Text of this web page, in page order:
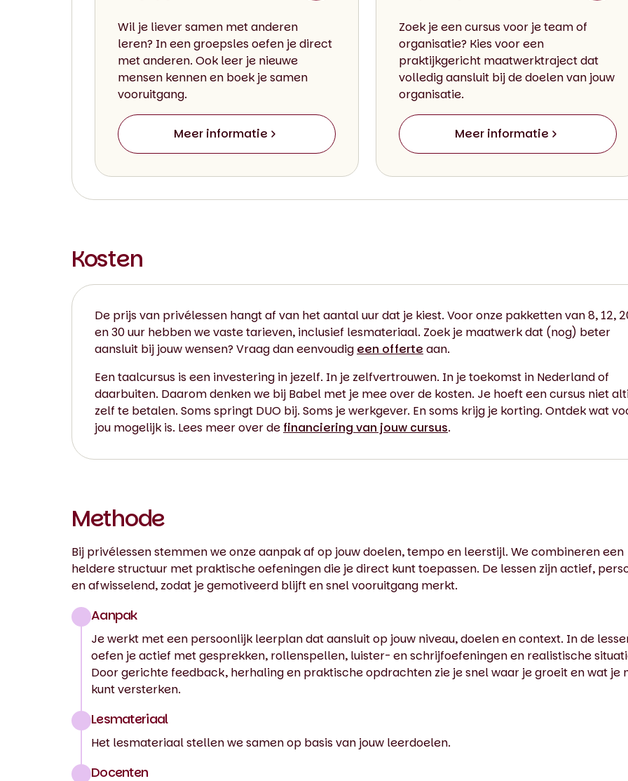
Wil je liever samen met anderen
leren? In een groepsles oefen je direct
met anderen. Ook leer je nieuwe
mensen kennen en boek je samen
vooruitgang.
Meer informatie
Zoek je een cursus voor je team of
organisatie? Kies voor een
praktijkgericht maatwerktraject dat
volledig aansluit bij de doelen van jouw
organisatie.
Meer informatie
Kosten
De prijs van privélessen hangt af van het aantal uur dat je kiest. Voor onze pakketten van 8, 12,
en 30 uur hebben we vaste tarieven, inclusief lesmateriaal. Zoek je maatwerk dat (nog) beter
aansluit bij jouw wensen? Vraag dan eenvoudig een offerte aan.
Een taalcursus is een investering in jezelf. In je zelfvertrouwen. In je toekomst in Nederland of
daarbuiten. Daarom denken we bij Babel met je mee over de kosten. Je hoeft een cursus niet
zelf te betalen. Soms springt DUO bij. Soms je werkgever. En soms krijg je korting. Ontdek wat
jou mogelijk is. Lees meer over de financiering van jouw cursus.
Methode
Bij privélessen stemmen we onze aanpak af op jouw doelen, tempo en leerstijl. We combineren een
heldere structuur met praktische oefeningen die je direct kunt toepassen. De lessen zijn actief,
en afwisselend, zodat je gemotiveerd blijft en snel vooruitgang merkt.
Aanpak
Je werkt met een persoonlijk leerplan dat aansluit op jouw niveau, doelen en context. In de
oefen je actief met gesprekken, rollenspellen, luister- en schrijfoefeningen en realistische
Door gerichte feedback, herhaling en praktische opdrachten zie je snel waar je groeit en wat je
kunt versterken.
Lesmateriaal
Het lesmateriaal stellen we samen op basis van jouw leerdoelen.
Docenten